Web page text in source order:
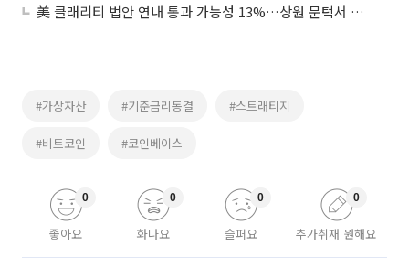
美 클래리티 법안 연내 통과 가능성 13%…상원 문턱서 제동
#가상자산 #기준금리동결 #스트래티지
#비트코인 #코인베이스
좋아요
0
화나요
0
슬퍼요
0
추가취재 원해요
0